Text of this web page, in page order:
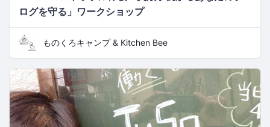
ログを守る」ワークショップ
ものくろキャンプ & Kitchen Bee